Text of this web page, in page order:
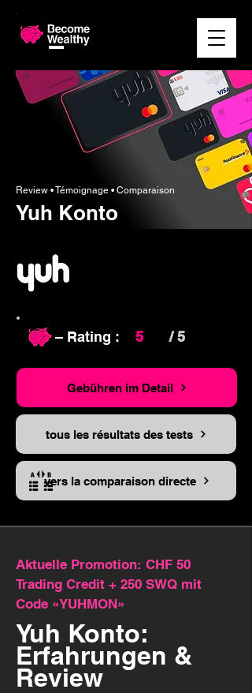
Review • Témoignage • Comparaison
Yuh Konto
– Rating : 5 / 5
Gebühren im Detail
tous les résultats des tests
vers la comparaison directe
Aktuelle Promotion: CHF 50
Trading Credit + 250 SWQ mit
Code «YUHMON»
Yuh Konto:
Erfahrungen &
Review